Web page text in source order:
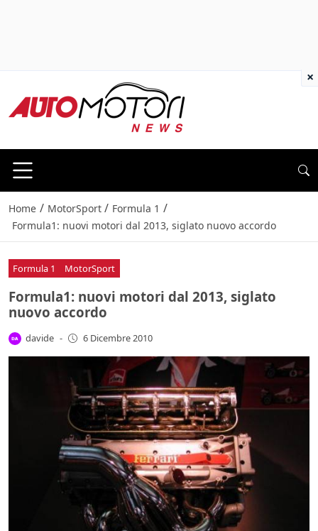
Home / MotorSport / Formula 1 /
Formula1: nuovi motori dal 2013, siglato nuovo accordo
Formula 1 MotorSport
Formula1: nuovi motori dal 2013, siglato
nuovo accordo
davide - 6 Dicembre 2010
×